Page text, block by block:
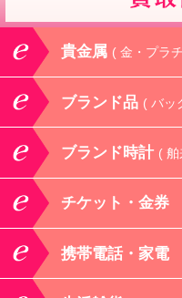
貴金属 ( 金・プラ
ブランド品 ( バッ
ブランド時計 (
チケット・金券
携帯電話・家電